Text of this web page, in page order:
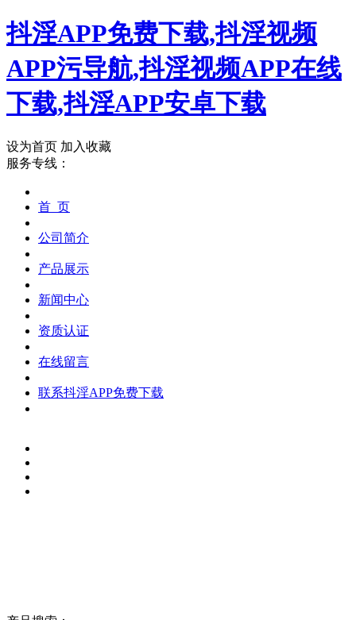
抖淫APP免费下载,抖淫视频
APP污导航,抖淫视频APP在线
下载,抖淫APP安卓下载
设为首页 加入收藏
服务专线：
首 页
公司简介
产品展示
新闻中心
资质认证
在线留言
联系抖淫APP免费下载